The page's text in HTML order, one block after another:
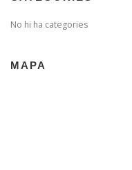
No hi ha categories
MAPA